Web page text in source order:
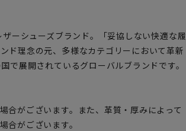
ーシューズブランド。「妥協しない快適な履
ド理念の元、多様なカテゴリーにおいて革新
で展開されているグローバルブランドです。
合がございます。また、革質・厚みによって
合がございます。